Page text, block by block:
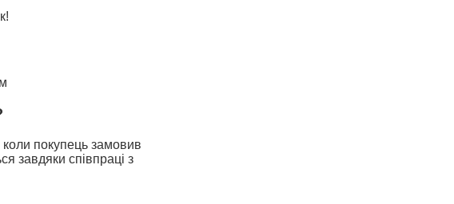
коли покупець замовив
завдяки співпраці з